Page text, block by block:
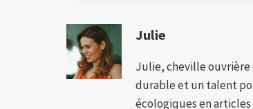
Julie
Julie, cheville ouvrière
durable et un talent
écologiques en